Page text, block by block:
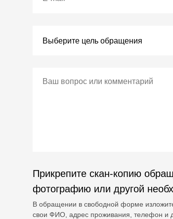
Прикрепите скан-копию
фотографию или другой
В обращении в свободной форме
свои ФИО, адрес проживания, телефон и